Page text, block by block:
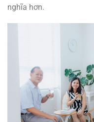
nghĩa hơn.